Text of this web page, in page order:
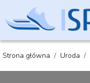
Strona główna / Uroda /